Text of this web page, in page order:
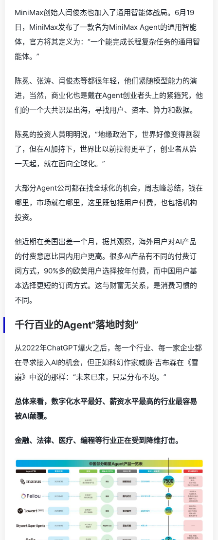
MiniMax创始人闫俊杰也加入了通用智能体战局。6月19
日，MiniMax发布了一款名为MiniMax Agent的通用智能
体，官方将其定义为：“一个能完成长程复杂任务的通用智
能体。”
陈冕、张涛、闫俊杰等都很年轻，他们紧随模型能力的演
进，当然，商业化也是戴在Agent创业者头上的紧箍咒，他
们的一个大共识是出海，寻找用户、资本、算力和数据。
陈冕的投资人黄明明说，“地缘政治下，世界好像变得割裂
了，但在AI加持下，世界比以前拉得更平了，创业者从第
一天起，就在面向全球化。”
大部分Agent公司都在找全球化的机会，周志峰总结，钱在
哪里，市场就在哪里，这里既包括用户付费，也包括机构
投资。
他近期在美国出差一个月，据其观察，海外用户对AI产品
的付费意愿比国内用户更高。很多AI产品有不同的付费订
阅方式，90%多的欧美用户选择按年付费，而中国用户基
本选择更短的订阅方式。这与财富无关系，是消费习惯的
不同。
千行百业的Agent“落地时刻”
从2022年ChatGPT爆火之后，每一个行业、每一家企业都
在寻求接入AI的机会，但正如科幻作家威廉·吉布森在《雪
崩》中说的那样：“未来已来，只是分布不均。”
总体来看，数字化水平最好、薪资水平最高的行业最容易
被AI颠覆。
金融、法律、医疗、编程等行业正在受到降维打击。